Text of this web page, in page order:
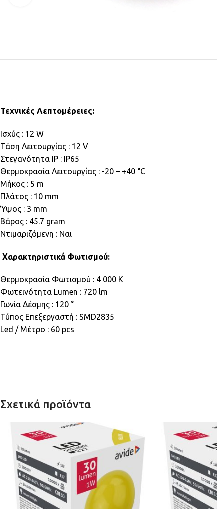
Τεχνικές Λεπτομέρειες:
Ισχύς : 12 W
Τάση Λειτουργίας : 12 V
Στεγανότητα IP : IP65
Θερμοκρασία Λειτουργίας : -20 – +40 °C
Μήκος : 5 m
Πλάτος : 10 mm
Ύψος : 3 mm
Βάρος : 45.7 gram
Ντιμαριζόμενη : Ναι
Χαρακτηριστικά Φωτισμού:
Θερμοκρασία Φωτισμού : 4 000 K
Φωτεινότητα Lumen : 720 lm
Γωνία Δέσμης : 120 °
Τύπος Επεξεργαστή : SMD2835
Led / Μέτρο : 60 pcs
Σχετικά προϊόντα